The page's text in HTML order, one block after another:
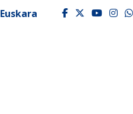
Euskara facebook
twitter